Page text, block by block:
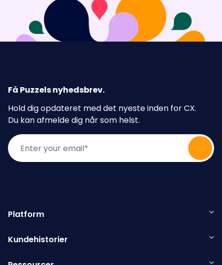
Få Puzzels nyhedsbrev.
Hold dig opdateret med det nyeste inden for CX.
Du kan afmelde dig når som helst.
Platform
Kundehistorier